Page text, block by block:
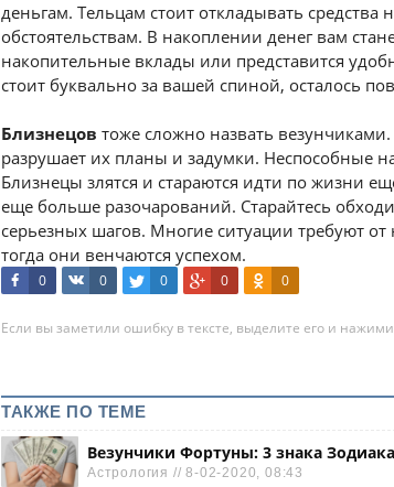
деньгам. Тельцам стоит откладывать
обстоятельствам. В накоплении денег вам
накопительные вклады или представится
стоит буквально за вашей спиной, осталось
Близнецов тоже сложно назвать
разрушает их планы и задумки. Неспособные
Близнецы злятся и стараются идти по жизни
еще больше разочарований. Старайтесь
серьезных шагов. Многие ситуации требуют
тогда они венчаются успехом.
0 0 0 0 0
Если вы заметили ошибку в тексте, выделите его и
ТАКЖЕ ПО ТЕМЕ
Везунчики Фортуны: 3 знака
Астрология // 8-02-2020, 08:43